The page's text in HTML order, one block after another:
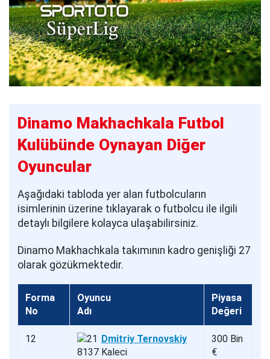
Dinamo Makhachkala Futbol
Kulübünde Oynayan Diğer
Oyuncular
Aşağıdaki tabloda yer alan futbolcuların
isimlerinin üzerine tıklayarak o futbolcu ile ilgili
detaylı bilgilere kolayca ulaşabilirsiniz.
Dinamo Makhachkala takımının kadro genişliği 27
olarak gözükmektedir.
Forma
No
Oyuncu
Adı
Piyasa
Değeri
12
Dmitriy Ternovskiy
Kaleci
300 Bin
€